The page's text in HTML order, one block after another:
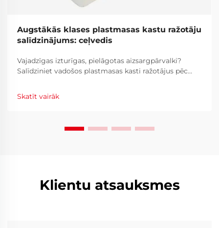
Augstākās klases plastmasas kastu ražotāju
salīdzinājums: ceļvedis
Vajadzīgas izturīgas, pielāgotas aizsargpārvalki?
Salīdziniet vadošos plastmasas kasti ražotājus pēc
un sertifikācijām. Atrast savu ideālo piegādātāju jau
šodien.
Skatīt vairāk
Klientu atsauksmes